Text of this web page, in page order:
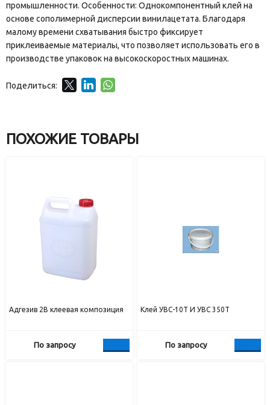
промышленности. Особенности: Однокомпонентный клей на
основе сополимерной дисперсии винилацетата. Благодаря
малому времени схватывания быстро фиксирует
приклеиваемые материалы, что позволяет использовать его в
производстве упаковок на высокоскоростных машинах.
Поделиться:
ПОХОЖИЕ ТОВАРЫ
Адгезив 2В клеевая композиция
По запросу
Клей УВС-10Т И УВС 350Т
По запросу